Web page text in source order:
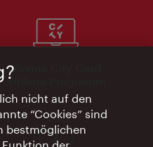
Vienna City Card
Affiliate Programm
nicht auf den
“Cookies” sind
bestmöglichen